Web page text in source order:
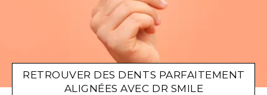
RETROUVER DES DENTS PARFAITEMENT
ALIGNÉES AVEC DR SMILE